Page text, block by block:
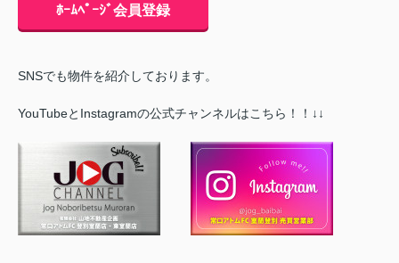
ﾎｰﾑﾍﾟｰｼﾞ会員登録
SNSでも物件を紹介しております。
YouTubeとInstagramの公式チャンネルはこちら！！↓↓